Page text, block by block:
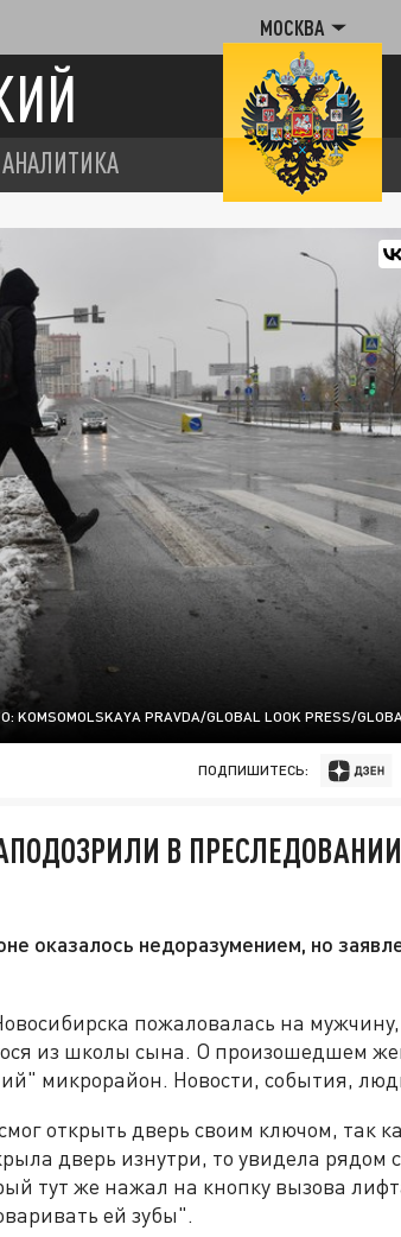
МОСКВА
АНАЛИТИКА
KOMSOMOLSKAYA PRAVDA/GLOBAL LOOK PRESS/
ПОДПИШИТЕСЬ:
В ПРЕСЛЕДОВАНИИ
оказалось недоразумением, но
пожаловалась на
из школы сына. О произошедшем
микрорайон. Новости, события,
открыть дверь своим ключом, так
дверь изнутри, то увидела рядом
тут же нажал на кнопку вызова
ей зубы".